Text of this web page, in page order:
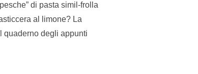
di pasta simil-frolla
al limone? La
quaderno degli appunti